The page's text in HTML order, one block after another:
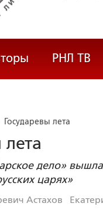
РНЛ ТВ
Государевы лета
дело»
царях»
Астахов